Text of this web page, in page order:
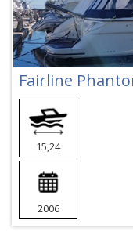
Fairline
15,24
2006